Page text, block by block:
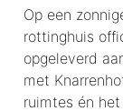
Op een
rottinghuis
opgeleverd
met
ruimtes én